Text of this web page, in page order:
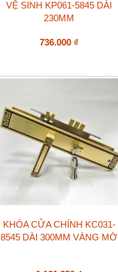
VỆ SINH KP061-5845 DÀI
230MM
736.000 ₫
KHÓA CỬA CHÍNH KC031-
8545 DÀI 300MM VÀNG MỜ